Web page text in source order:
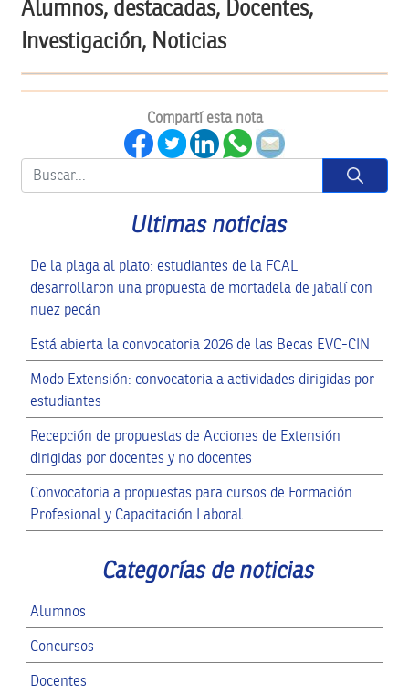
Alumnos, destacadas, Docentes,
Investigación, Noticias
Compartí esta nota
Button
Ultimas noticias
De la plaga al plato: estudiantes de la FCAL
desarrollaron una propuesta de mortadela de jabalí con
nuez pecán
Está abierta la convocatoria 2026 de las Becas EVC-CIN
Modo Extensión: convocatoria a actividades dirigidas por
estudiantes
Recepción de propuestas de Acciones de Extensión
dirigidas por docentes y no docentes
Convocatoria a propuestas para cursos de Formación
Profesional y Capacitación Laboral
Categorías de noticias
Alumnos
Concursos
Docentes